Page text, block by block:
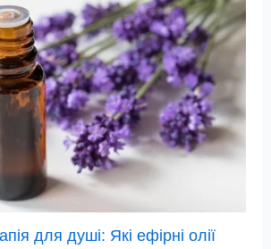
для душі: Які ефірні олії